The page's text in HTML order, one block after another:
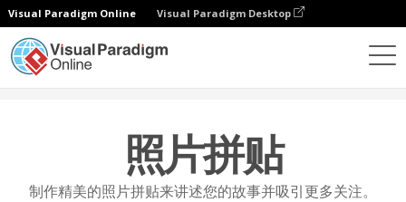
Visual Paradigm Online Visual Paradigm Desktop
照片拼贴
制作精美的照片拼贴来讲述您的故事并吸引更多关注。